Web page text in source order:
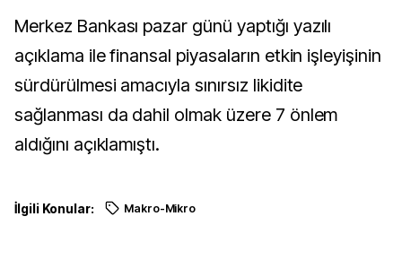
Merkez Bankası pazar günü yaptığı yazılı
açıklama ile finansal piyasaların etkin işleyişinin
sürdürülmesi amacıyla sınırsız likidite
sağlanması da dahil olmak üzere 7 önlem
aldığını açıklamıştı.
İlgili Konular: Makro-Mikro